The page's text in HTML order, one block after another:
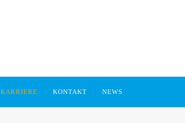
KARRIERE KONTAKT NEWS